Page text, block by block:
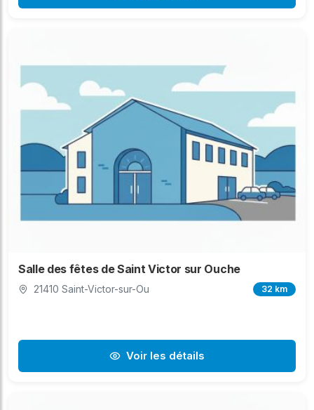
Salle des fêtes de Saint Victor sur Ouche
21410 Saint-Victor-sur-Ou 32 km
Voir les détails